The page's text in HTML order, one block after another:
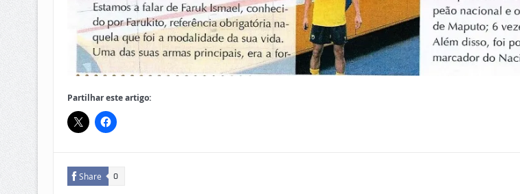
Partilhar este artigo:
Share 0